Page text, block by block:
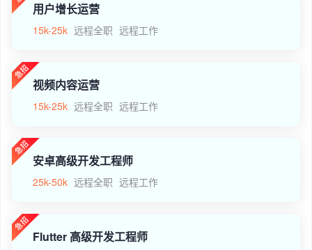
用户增长运营
15k-25k 远程全职 远程工作
视频内容运营
15k-25k 远程全职 远程工作
安卓高级开发工程师
25k-50k 远程全职 远程工作
Flutter 高级开发工程师